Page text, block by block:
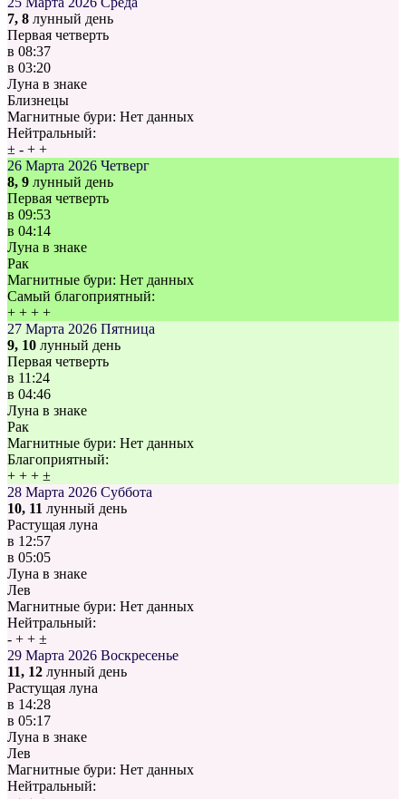
7, 8 лунный день
Первая четверть
в 08:37
в 03:20
Луна в знаке
Близнецы
Магнитные бури: Нет данных
Нейтральный:
± - + +
26 Марта 2026 Четверг
8, 9 лунный день
Первая четверть
в 09:53
в 04:14
Луна в знаке
Рак
Магнитные бури: Нет данных
Самый благоприятный:
+ + + +
27 Марта 2026 Пятница
9, 10 лунный день
Первая четверть
в 11:24
в 04:46
Луна в знаке
Рак
Магнитные бури: Нет данных
Благоприятный:
+ + + ±
28 Марта 2026 Суббота
10, 11 лунный день
Растущая луна
в 12:57
в 05:05
Луна в знаке
Лев
Магнитные бури: Нет данных
Нейтральный:
- + + ±
29 Марта 2026 Воскресенье
11, 12 лунный день
Растущая луна
в 14:28
в 05:17
Луна в знаке
Лев
Магнитные бури: Нет данных
Нейтральный: